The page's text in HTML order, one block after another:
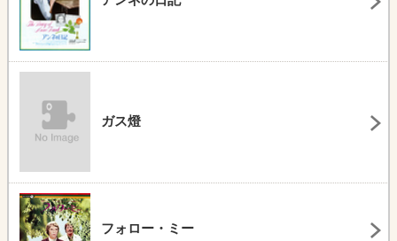
ガス燈
フォロー・ミー